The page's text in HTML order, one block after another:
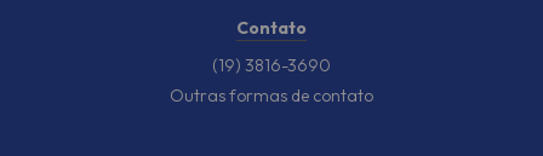
Contato
(19) 3816-3690
Outras formas de contato